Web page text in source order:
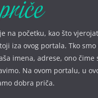
na početku, kao što
iza ovog portala. Tko smo
imena, adrese, ono čime
Na ovom portalu, u
dobra priča.